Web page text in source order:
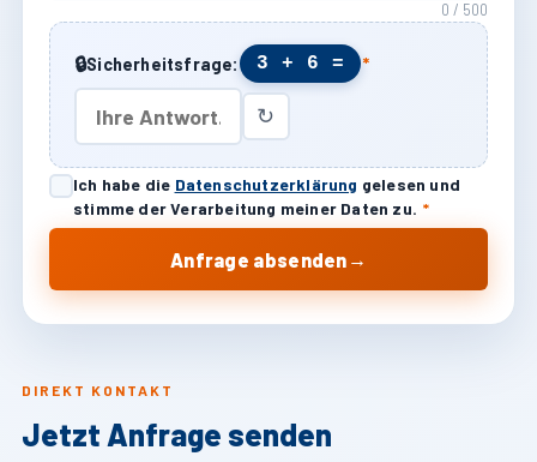
DIREKT KONTAKT
Jetzt Anfrage senden
0 / 500
🔒Sicherheitsfrage: 3 + 6 = *
↻
Ich habe die Datenschutzerklärung gelesen und
stimme der Verarbeitung meiner Daten zu. *
Anfrage absenden →